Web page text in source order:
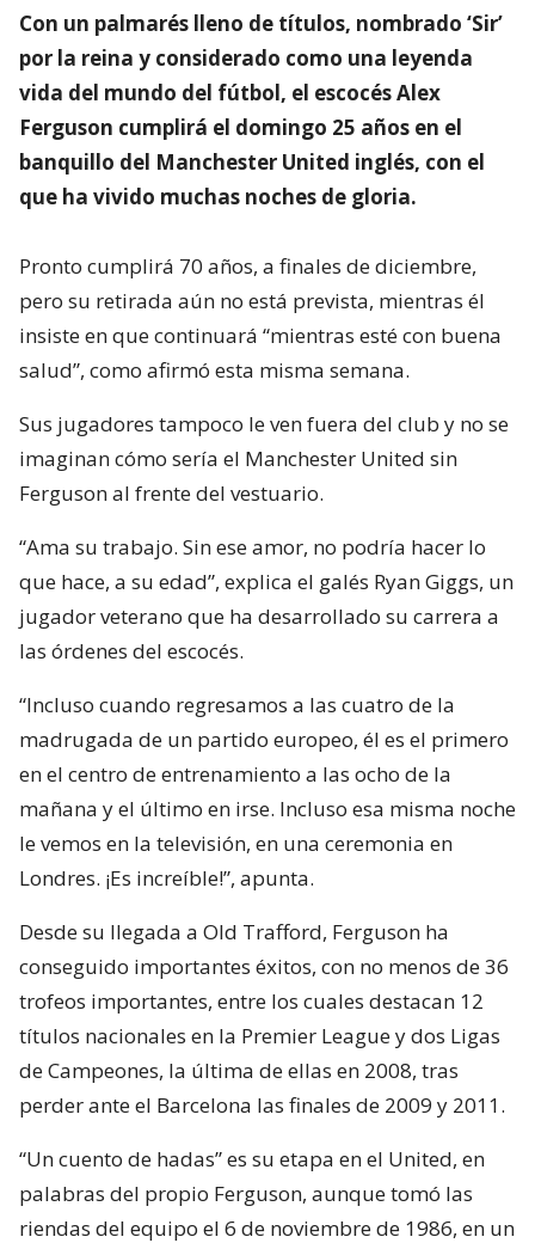
Con un palmarés lleno de títulos, nombrado ‘Sir’
por la reina y considerado como una leyenda
vida del mundo del fútbol, el escocés Alex
Ferguson cumplirá el domingo 25 años en el
banquillo del Manchester United inglés, con el
que ha vivido muchas noches de gloria.
Pronto cumplirá 70 años, a finales de diciembre,
pero su retirada aún no está prevista, mientras él
insiste en que continuará “mientras esté con buena
salud”, como afirmó esta misma semana.
Sus jugadores tampoco le ven fuera del club y no se
imaginan cómo sería el Manchester United sin
Ferguson al frente del vestuario.
“Ama su trabajo. Sin ese amor, no podría hacer lo
que hace, a su edad”, explica el galés Ryan Giggs, un
jugador veterano que ha desarrollado su carrera a
las órdenes del escocés.
“Incluso cuando regresamos a las cuatro de la
madrugada de un partido europeo, él es el primero
en el centro de entrenamiento a las ocho de la
mañana y el último en irse. Incluso esa misma noche
le vemos en la televisión, en una ceremonia en
Londres. ¡Es increíble!”, apunta.
Desde su llegada a Old Trafford, Ferguson ha
conseguido importantes éxitos, con no menos de 36
trofeos importantes, entre los cuales destacan 12
títulos nacionales en la Premier League y dos Ligas
de Campeones, la última de ellas en 2008, tras
perder ante el Barcelona las finales de 2009 y 2011.
“Un cuento de hadas” es su etapa en el United, en
palabras del propio Ferguson, aunque tomó las
riendas del equipo el 6 de noviembre de 1986, en un